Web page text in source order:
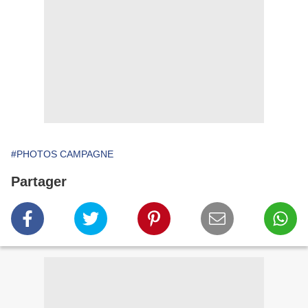
#PHOTOS CAMPAGNE
Partager